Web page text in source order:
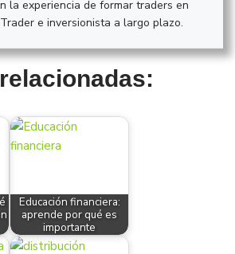
la experiencia de formar traders en
e inversionista a largo plazo.
Educación financiera:
aprende por qué es
importante